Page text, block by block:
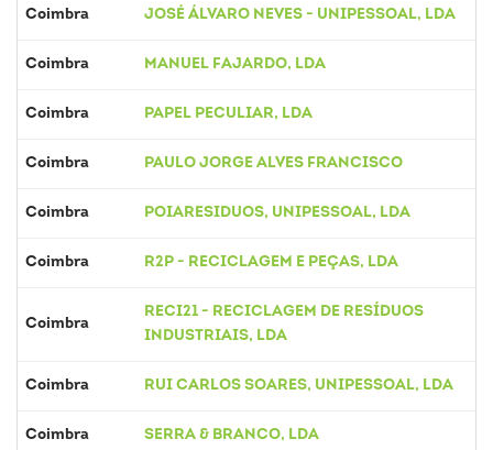
Coimbra JOSÉ ÁLVARO NEVES - UNIPESSOAL, LDA
Coimbra MANUEL FAJARDO, LDA
Coimbra PAPEL PECULIAR, LDA
Coimbra PAULO JORGE ALVES FRANCISCO
Coimbra POIARESIDUOS, UNIPESSOAL, LDA
Coimbra R2P - RECICLAGEM E PEÇAS, LDA
Coimbra
RECI21 - RECICLAGEM DE RESÍDUOS
INDUSTRIAIS, LDA
Coimbra RUI CARLOS SOARES, UNIPESSOAL, LDA
Coimbra SERRA & BRANCO, LDA